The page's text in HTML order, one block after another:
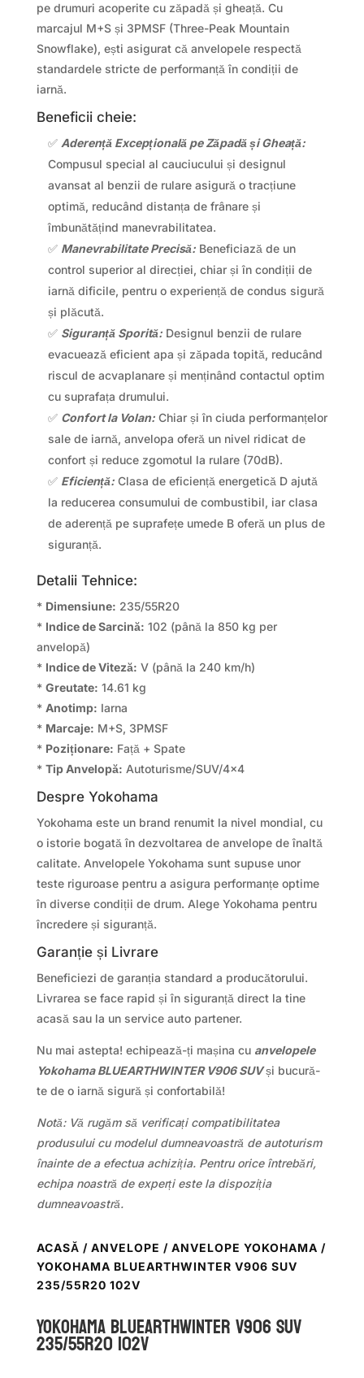
pe drumuri acoperite cu zăpadă și gheață. Cu
marcajul M+S și 3PMSF (Three-Peak Mountain
Snowflake), ești asigurat că anvelopele respectă
standardele stricte de performanță în condiții de
iarnă.
Beneficii cheie:
✅ Aderență Excepțională pe Zăpadă și Gheață:
Compusul special al cauciucului și designul
avansat al benzii de rulare asigură o tracțiune
optimă, reducând distanța de frânare și
îmbunătățind manevrabilitatea.
✅ Manevrabilitate Precisă:Beneficiază de un
control superior al direcției, chiar și în condiții de
iarnă dificile, pentru o experiență de condus sigură
și plăcută.
✅ Siguranță Sporită:Designul benzii de rulare
evacuează eficient apa și zăpada topită, reducând
riscul de acvaplanare și menținând contactul optim
cu suprafața drumului.
✅ Confort la Volan:Chiar și în ciuda performanțelor
sale de iarnă, anvelopa oferă un nivel ridicat de
confort și reduce zgomotul la rulare (70dB).
✅ Eficiență:Clasa de eficiență energetică D ajută
la reducerea consumului de combustibil, iar clasa
de aderență pe suprafețe umede B oferă un plus de
siguranță.
Detalii Tehnice:
* Dimensiune: 235/55R20
* Indice de Sarcină: 102 (până la 850 kg per
anvelopă)
* Indice de Viteză: V (până la 240 km/h)
* Greutate: 14.61 kg
* Anotimp: Iarna
* Marcaje: M+S, 3PMSF
* Poziționare: Față + Spate
* Tip Anvelopă: Autoturisme/SUV/4×4
Despre Yokohama
Yokohama este un brand renumit la nivel mondial, cu
o istorie bogată în dezvoltarea de anvelope de înaltă
calitate. Anvelopele Yokohama sunt supuse unor
teste riguroase pentru a asigura performanțe optime
în diverse condiții de drum. Alege Yokohama pentru
încredere și siguranță.
Garanție și Livrare
Beneficiezi de garanția standard a producătorului.
Livrarea se face rapid și în siguranță direct la tine
acasă sau la un service auto partener.
Nu mai astepta! echipează-ți mașina cu anvelopele
Yokohama BLUEARTHWINTER V906 SUVși bucură-
te de o iarnă sigură și confortabilă!
Notă: Vă rugăm să verificați compatibilitatea
produsului cu modelul dumneavoastră de autoturism
înainte de a efectua achiziția. Pentru orice întrebări,
echipa noastră de experți este la dispoziția
dumneavoastră.
ACASĂ / ANVELOPE / ANVELOPE YOKOHAMA /
YOKOHAMA BLUEARTHWINTER V906 SUV
235/55R20 102V
Yokohama BLUEARTHWINTER V906 SUV
235/55R20 102V